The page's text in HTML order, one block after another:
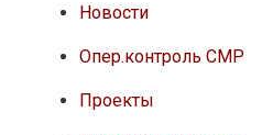
Новости
Опер.контроль СМР
Проекты